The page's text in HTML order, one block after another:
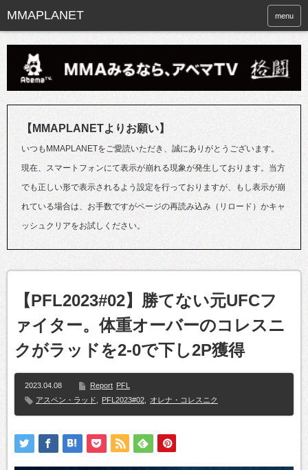
menu
【MMAPLANETよりお願い】
いつもMMAPLANETをご愛読いただき、誠にありがとうございます。
現在、スマートフォンにて表示が崩れる現象が発生しております。当方
でも正しい形で表示されるよう設定を行っておりますが、もし表示が崩
れている場合は、お手数ですがページの再読み込み（リロード）かキャ
ッシュクリアをお試しください。
【PFL2023#02】勝てない元UFCフ
ァイター。体重オーバーのコレスニ
クがラッドを2-0で下し2P獲得
2023.04.08 Report PFL
アスペン・ラッド
PFL2023#02 オレナ・コレスニク